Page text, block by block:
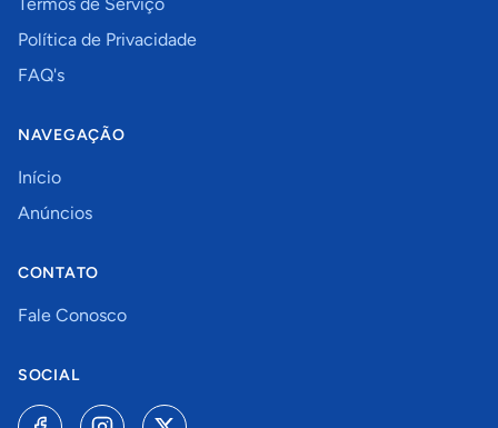
Política de Privacidade
FAQ's
NAVEGAÇÃO
Início
Anúncios
CONTATO
Fale Conosco
SOCIAL